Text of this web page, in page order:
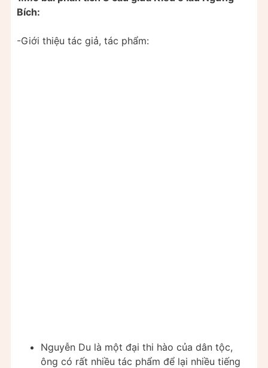
Bích:
-Giới thiệu tác giả, tác phẩm:
Nguyễn Du là một đại thi hào của dân tộc,
ông có rất nhiều tác phẩm để lại nhiều tiếng